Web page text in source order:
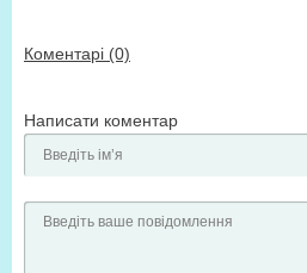
Коментарі (0)
Написати коментар